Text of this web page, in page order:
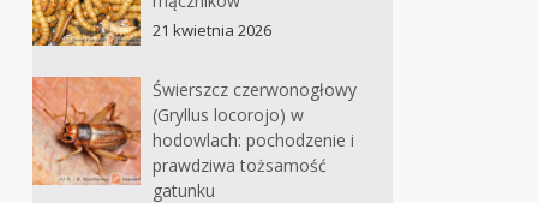
21 kwietnia 2026
Świerszcz czerwonogłowy
(Gryllus locorojo) w
hodowlach: pochodzenie i
prawdziwa tożsamość
gatunku